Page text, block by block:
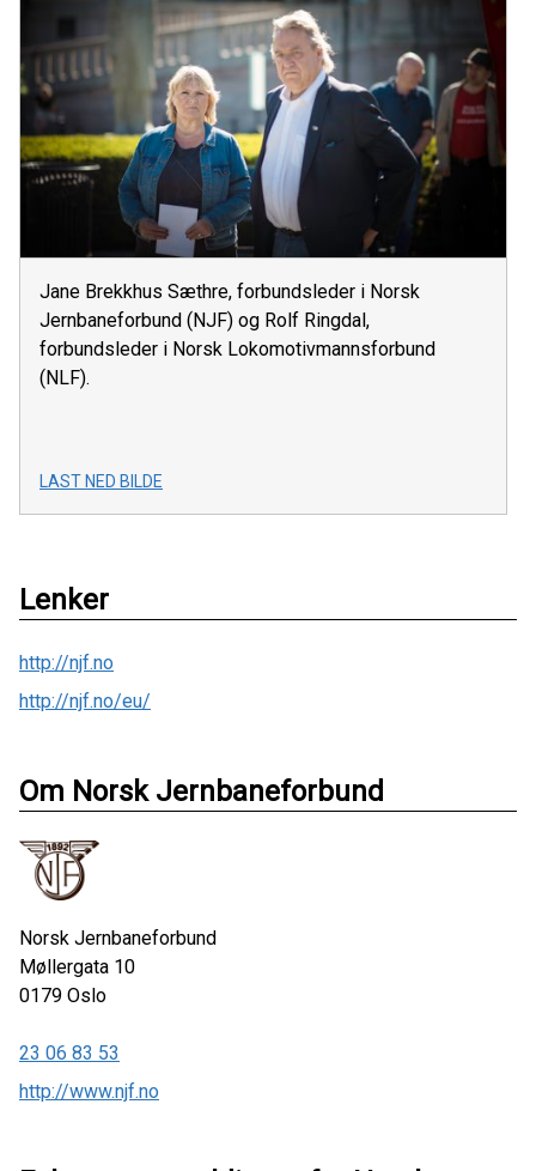
Jane Brekkhus Sæthre, forbundsleder i Norsk
Jernbaneforbund (NJF) og Rolf Ringdal,
forbundsleder i Norsk Lokomotivmannsforbund
(NLF).
LAST NED BILDE
Lenker
http://njf.no
http://njf.no/eu/
Om Norsk Jernbaneforbund
Norsk Jernbaneforbund
Møllergata 10
0179 Oslo
23 06 83 53
http://www.njf.no